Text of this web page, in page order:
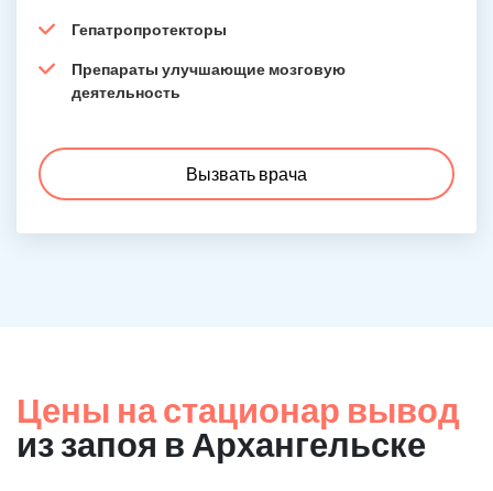
Гепатропротекторы
Препараты улучшающие мозговую
деятельность
Вызвать врача
Цены на стационар вывод
из запоя в Архангельске